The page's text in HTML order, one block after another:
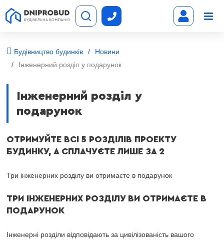
Будівництво будинків
Новини
Інженерний розділ у подарунок
Інженерний розділ у
подарунок
ОТРИМУЙТЕ ВСІ 5 РОЗДІЛІВ ПРОЕКТУ
БУДИНКУ, А СПЛАЧУЄТЕ ЛИШЕ ЗА 2
Три інженерних розділу ви отримаєте в подарунок
ТРИ ІНЖЕНЕРНИХ РОЗДІЛУ ВИ ОТРИМАЄТЕ В
ПОДАРУНОК
Інженерні розділи відповідають за цивілізованість вашого